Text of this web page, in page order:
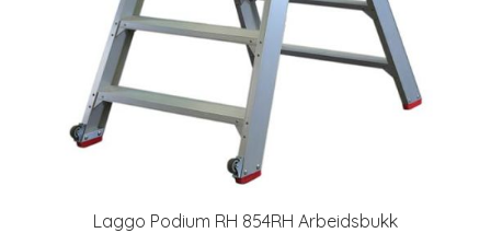
Laggo Podium RH 854RH Arbeidsbukk